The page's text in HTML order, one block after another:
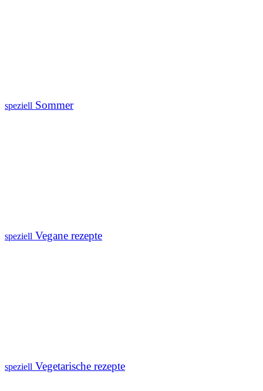
speziell Sommer
speziell Vegane rezepte
speziell Vegetarische rezepte